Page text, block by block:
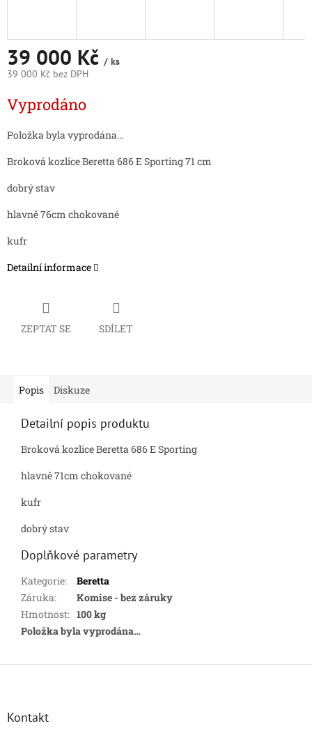
39 000 Kč / ks
39 000 Kč bez DPH
cena:
Vyprodáno
Položka byla vyprodána…
Broková kozlice Beretta 686 E Sporting 71 cm
dobrý stav
hlavně 76cm chokované
kufr
Detailní informace
ZEPTAT SE SDÍLET
Popis Diskuze
Detailní popis produktu
Broková kozlice Beretta 686 E Sporting
hlavně 71cm chokované
kufr
dobrý stav
Doplňkové parametry
Kategorie:
Beretta
Záruka:
Komise - bez záruky
Hmotnost: 100 kg
Položka byla vyprodána…
Z
Kontakt